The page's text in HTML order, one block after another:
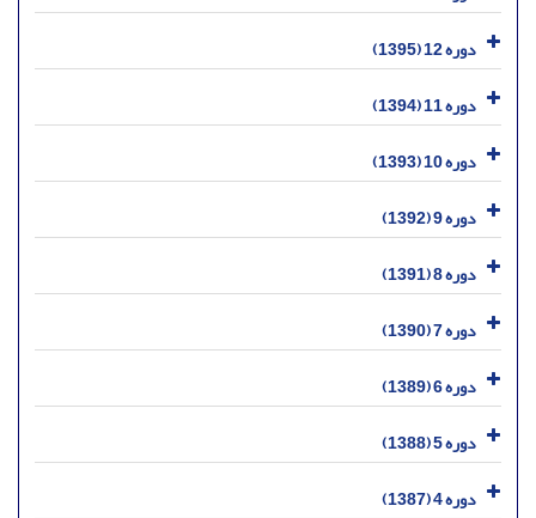
دوره 12 (1395)
دوره 11 (1394)
دوره 10 (1393)
دوره 9 (1392)
دوره 8 (1391)
دوره 7 (1390)
دوره 6 (1389)
دوره 5 (1388)
دوره 4 (1387)